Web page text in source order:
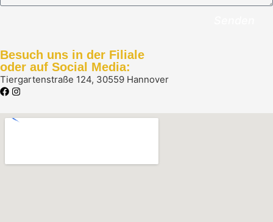
Besuch uns in der Filiale
oder auf Social Media:
Tiergartenstraße 124, 30559 Hannover